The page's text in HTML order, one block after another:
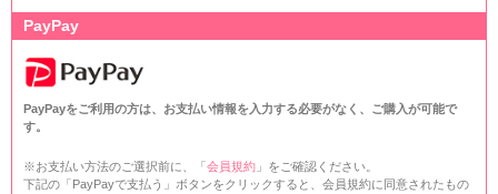
PayPay
PayPayをご利用の方は、お支払い情報を入力する必要がなく、ご購入が可能で
す。
※お支払い方法のご選択前に、「会員規約 」をご確認ください。
下記の「PayPayで支払う」ボタンをクリックすると、会員規約に同意されたもの